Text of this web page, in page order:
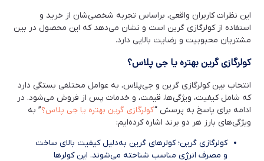
این نظرات کاربران واقعی، براساس تجربه شخصی‌شان از خرید و
استفاده از کولرگازی گرین است و نشان می‌دهد که این محصول در بین
مشتریان محبوبیت و رضایت بالایی دارد.
کولرگازی گرین بهتره یا جی پلاس؟
انتخاب بین کولرگازی گرین و جی‌پلاس، به عوامل مختلفی بستگی دارد
که شامل کیفیت، ویژگی‌ها، قیمت، و خدمات پس از فروش می‌شود. در
ادامه برای پاسخ به پرسش “کولرگازی گرین بهتره یا جی پلاس؟” به
ویژگی‌های بارز هر دو برند اشاره کرده‌ایم:
کولرگازی گرین؛ کولرهای گرین به‌دلیل کیفیت بالای ساخت
و مصرف انرژی مناسب شناخته می‌شوند. این کولرها